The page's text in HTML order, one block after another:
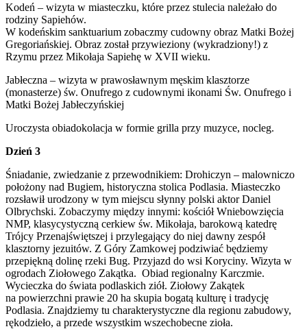
Kodeń – wizyta w miasteczku, które przez stulecia należało do
rodziny Sapiehów.
W kodeńskim sanktuarium zobaczmy cudowny obraz Matki Bożej
Gregoriańskiej. Obraz został przywieziony (wykradziony!) z
Rzymu przez Mikołaja Sapiehę w XVII wieku.
Jabłeczna – wizyta w prawosławnym męskim klasztorze
(monasterze) św. Onufrego z cudownymi ikonami Św. Onufrego i
Matki Bożej Jabłeczyńskiej
Uroczysta obiadokolacja w formie grilla przy muzyce, nocleg.
Dzień 3
Śniadanie, zwiedzanie z przewodnikiem: Drohiczyn – malowniczo
położony nad Bugiem, historyczna stolica Podlasia. Miasteczko
rozsławił urodzony w tym miejscu słynny polski aktor Daniel
Olbrychski. Zobaczymy między innymi: kościół Wniebowzięcia
NMP, klasycystyczną cerkiew św. Mikołaja, barokową katedrę
Trójcy Przenajświętszej i przylegający do niej dawny zespół
klasztorny jezuitów. Z Góry Zamkowej podziwiać będziemy
przepiękną dolinę rzeki Bug. Przyjazd do wsi Koryciny. Wizyta w
ogrodach Ziołowego Zakątka. Obiad regionalny Karczmie.
Wycieczka do świata podlaskich ziół. Ziołowy Zakątek
na powierzchni prawie 20 ha skupia bogatą kulturę i tradycję
Podlasia. Znajdziemy tu charakterystyczne dla regionu zabudowy,
rękodzieło, a przede wszystkim wszechobecne zioła.